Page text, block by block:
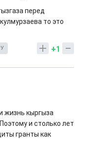
перед
то это
+1
жизнь кыргыза
и столько лет
гранты как